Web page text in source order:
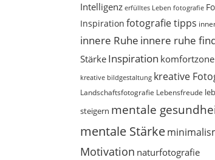
Intelligenz erfülltes Leben fotografie
Inspiration fotografie tipps
innere Ruhe innere ruhe
Stärke Inspiration
kreative bildgestaltung kreative
Landschaftsfotografie Lebensfreude
steigern mentale
mentale Stärke
Motivation naturfotografie